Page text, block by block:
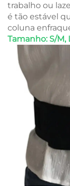
trabalho ou
é tão estável
coluna
Tamanho: S/M,